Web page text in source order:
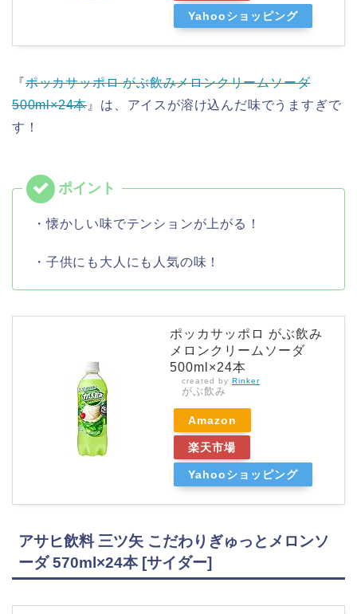
Yahooショッピング
『ポッカサッポロ がぶ飲みメロンクリームソーダ
500ml×24本』は、アイスが溶け込んだ味でうますぎで
す！
・懐かしい味でテンションが上がる！
・子供にも大人にも人気の味！
ポッカサッポロ がぶ飲み
メロンクリームソーダ
500ml×24本
created by Rinker
がぶ飲み
Amazon
楽天市場
Yahooショッピング
アサヒ飲料 三ツ矢 こだわりぎゅっとメロンソ
ーダ 570ml×24本 [サイダー]